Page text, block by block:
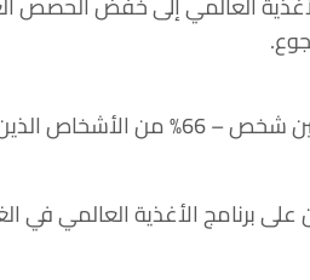
وفي مايو اضطر إلى قطع الطعام عن
يعتمدون على برنامج الأغذية